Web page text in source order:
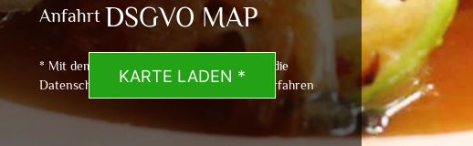
Anfahrt DSGVO MAP
KARTE LADEN *
* Mit dem Laden der Karte akzeptierst du die
Datenschutzerklärung von Google.
Mehr erfahren